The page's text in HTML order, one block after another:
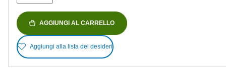
AGGIUNGI AL CARRELLO
Aggiungi alla lista dei desideri